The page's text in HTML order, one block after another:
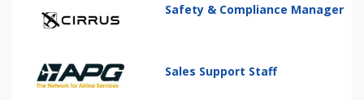
Safety & Compliance Manager
Sales Support Staff